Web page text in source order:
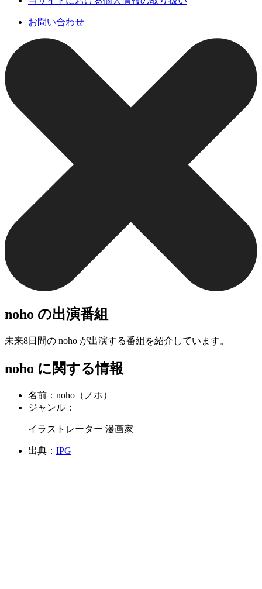
お問い合わせ
noho の出演番組
未来8日間の noho が出演する番組を紹介しています。
noho に関する情報
名前： noho（ノホ）
ジャンル：
イラストレーター 漫画家
出典： IPG